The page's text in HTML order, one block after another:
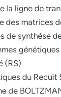
la ligne de
des matrices
de synthèse
génétiques
(RS)
du Recuit
de